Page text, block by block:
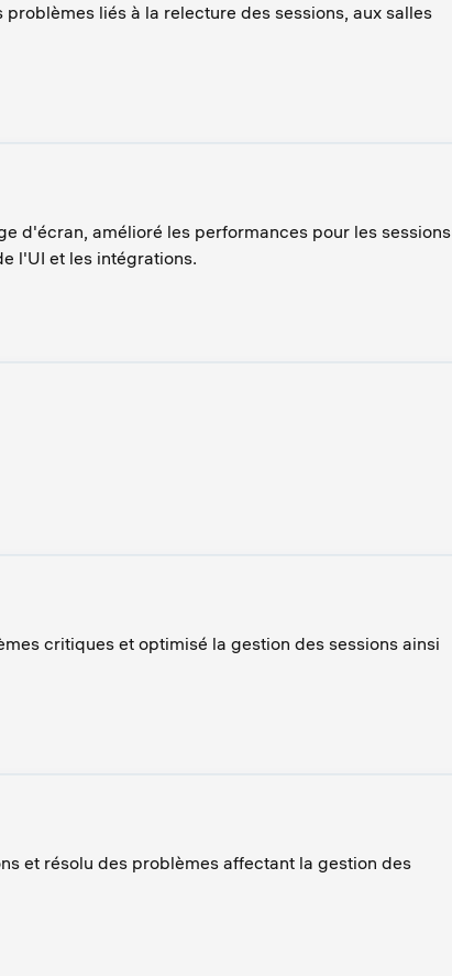
liés à la relecture des sessions, aux salles
d'écran, amélioré les performances pour les sessions
l'UI et les intégrations.
critiques et optimisé la gestion des sessions ainsi
et résolu des problèmes affectant la gestion des